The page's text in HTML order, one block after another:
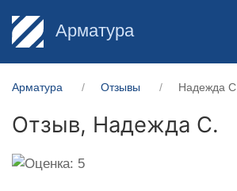
Арматура
Арматура Отзывы Надежда С.
Отзыв, Надежда С.